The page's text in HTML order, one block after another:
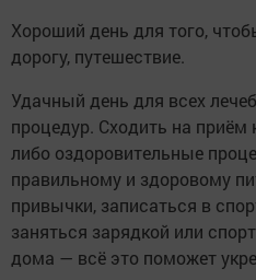
Хороший день для того,
дорогу, путешествие.
Удачный день для всех
процедур. Сходить на приём
либо оздоровительные
правильному и здоровому
привычки, записаться в
заняться зарядкой или
дома — всё это поможет